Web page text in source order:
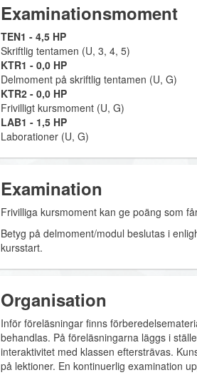
Examinationsmoment
TEN1 - 4,5 HP
Skriftlig tentamen (U, 3, 4, 5)
KTR1 - 0,0 HP
Delmoment på skriftlig tentamen (U, G)
KTR2 - 0,0 HP
Frivilligt kursmoment (U, G)
LAB1 - 1,5 HP
Laborationer (U, G)
Examination
Frivilliga kursmoment kan ge poäng som
Betyg på delmoment/modul beslutas i
kursstart.
Organisation
Inför föreläsningar finns
behandlas. På föreläsningarna läggs i
interaktivitet med klassen eftersträvas.
på lektioner. En kontinuerlig examination